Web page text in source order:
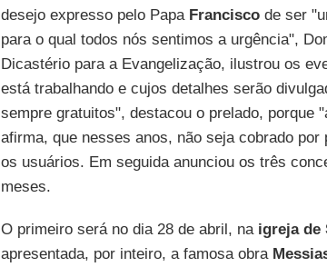
desejo expresso pelo Papa Franciscode ser
para o qual todos nós sentimos a urgência",
Dicastério para a Evangelização, ilustrou os
está trabalhando e cujos detalhes serão
sempre gratuitos", destacou o prelado, porque
afirma, que nesses anos, não seja cobrado por
os usuários. Em seguida anunciou os três
meses.
O primeiro será no dia 28 de abril, na igreja de
apresentada, por inteiro, a famosa obra